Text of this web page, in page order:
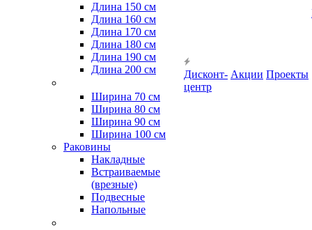
Длина 150 см
Длина 160 см
Длина 170 см
Длина 180 см
Длина 190 см
Длина 200 см
Ширина 70 см
Ширина 80 см
Ширина 90 см
Ширина 100 см
Раковины
Накладные
Встраиваемые
(врезные)
Подвесные
Напольные
Дисконт-
центр
Акции Проекты